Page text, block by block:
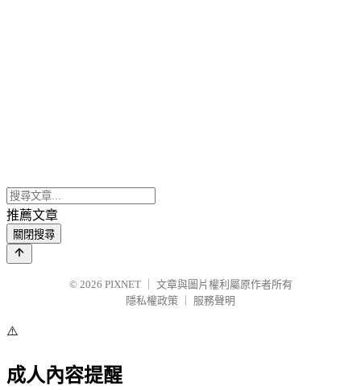
推薦文章
關閉搜尋
© 2026 PIXNET
文章與圖片權利屬原作者所有
隱私權政策
服務聲明
⚠️
成人內容提醒